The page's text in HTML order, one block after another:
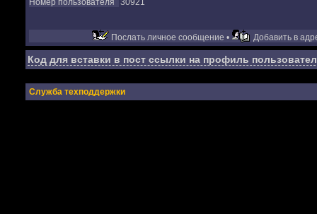
Номер пользователя 30921
Послать личное сообщение • Добавить в
Код для вставки в пост ссылки на профиль
Служба техподдержки